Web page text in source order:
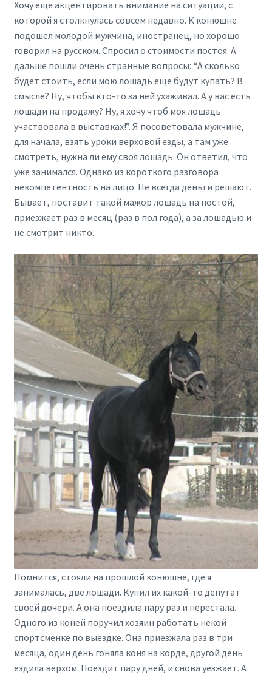
Хочу еще акцентировать внимание на ситуации, с
которой я столкнулась совсем недавно. К конюшне
подошел молодой мужчина, иностранец, но хорошо
говорил на русском. Спросил о стоимости постоя. А
дальше пошли очень странные вопросы: “А сколько
будет стоить, если мою лошадь еще будут купать? В
смысле? Ну, чтобы кто-то за ней ухаживал. А у вас есть
лошади на продажу? Ну, я хочу чтоб моя лошадь
участвовала в выставках!”. Я посоветовала мужчине,
для начала, взять уроки верховой езды, а там уже
смотреть, нужна ли ему своя лошадь. Он ответил, что
уже занимался. Однако из короткого разговора
некомпетентность на лицо. Не всегда деньги решают.
Бывает, поставит такой мажор лошадь на постой,
приезжает раз в месяц (раз в пол года), а за лошадью и
не смотрит никто.
Помнится, стояли на прошлой конюшне, где я
занималась, две лошади. Купил их какой-то депутат
своей дочери. А она поездила пару раз и перестала.
Одного из коней поручил хозяин работать некой
спортсменке по выездке. Она приезжала раз в три
месяца, один день гоняла коня на корде, другой день
ездила верхом. Поездит пару дней, и снова уезжает. А